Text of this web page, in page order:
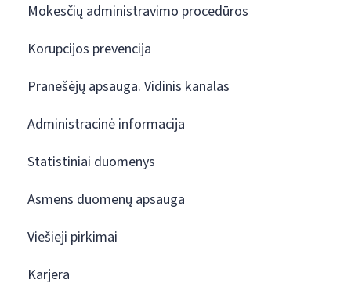
Mokesčių administravimo procedūros
Korupcijos prevencija
Pranešėjų apsauga. Vidinis kanalas
Administracinė informacija
Statistiniai duomenys
Asmens duomenų apsauga
Viešieji pirkimai
Karjera